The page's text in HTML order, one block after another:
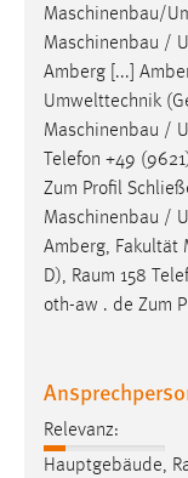
Maschinenbau/
Maschinenbau /
Amberg [...]
Umwelttechnik
Maschinenbau /
Telefon +49
Zum Profil
Maschinenbau /
Amberg, Fakultät
D), Raum 158
oth-aw . de Zum
Relevanz:
Hauptgebäude,